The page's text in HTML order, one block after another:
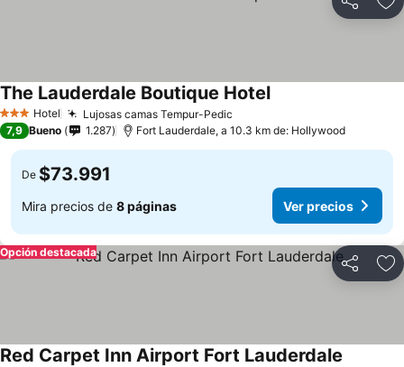
Compartir
3 Estrellas
Hotel Lujosas camas Tempur-Pedic
The Lauderdale Boutique Hotel
7,9 Bueno 1.287 Fort Lauderdale, a 10.3 km de: Hollywood
De $73.991
Mira precios de 8 páginas Ver precios
Compartir
Opción destacada
Red Carpet Inn Airport Fort Lauderdale